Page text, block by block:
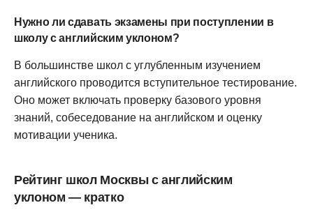
Нужно ли сдавать экзамены при поступлении в
школу с английским уклоном?
В большинстве школ с углубленным изучением
английского проводится вступительное тестирование.
Оно может включать проверку базового уровня
знаний, собеседование на английском и оценку
мотивации ученика.
Рейтинг школ Москвы с английским
уклоном — кратко